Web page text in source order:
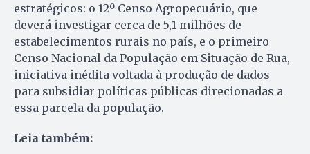
estratégicos: o 12º Censo Agropecuário, que
deverá investigar cerca de 5,1 milhões de
estabelecimentos rurais no país, e o primeiro
Censo Nacional da População em Situação de Rua,
iniciativa inédita voltada à produção de dados
para subsidiar políticas públicas direcionadas a
essa parcela da população.
Leia também: